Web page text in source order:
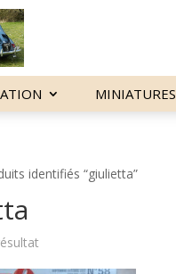
MINIATURES
identifiés “giulietta”